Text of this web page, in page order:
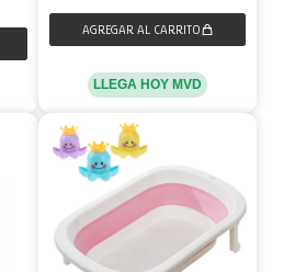
LLEGA HOY MVD